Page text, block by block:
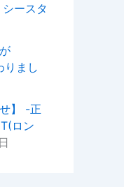
せて
お声
いま
いい
ースタ
りまし
】 -正
ロン